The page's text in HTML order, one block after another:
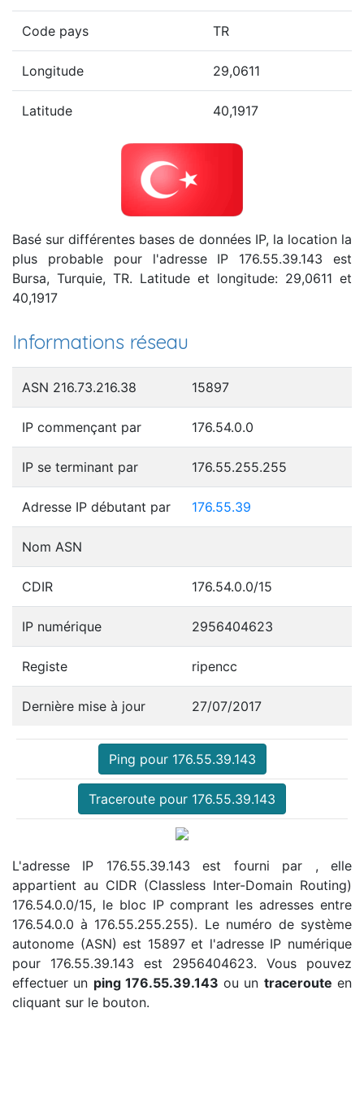
Code pays TR
Longitude 29,0611
Latitude 40,1917
Basé sur différentes bases de données IP, la location la
plus probable pour l'adresse IP 176.55.39.143 est
Bursa, Turquie, TR. Latitude et longitude: 29,0611 et
40,1917
Informations réseau
ASN 216.73.216.38 15897
IP commençant par 176.54.0.0
IP se terminant par 176.55.255.255
Adresse IP débutant par 176.55.39
Nom ASN
CDIR 176.54.0.0/15
IP numérique 2956404623
Registe ripencc
Dernière mise à jour 27/07/2017
Ping pour 176.55.39.143
Traceroute pour 176.55.39.143
L'adresse IP 176.55.39.143 est fourni par , elle
appartient au CIDR (Classless Inter-Domain Routing)
176.54.0.0/15, le bloc IP comprant les adresses entre
176.54.0.0 à 176.55.255.255). Le numéro de système
autonome (ASN) est 15897 et l'adresse IP numérique
pour 176.55.39.143 est 2956404623. Vous pouvez
effectuer un ping 176.55.39.143 ou un traceroute en
cliquant sur le bouton.